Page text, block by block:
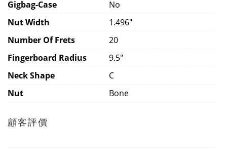
Gigbag-Case
No
Nut Width
1.496"
Number Of Frets
20
Fingerboard Radius
9.5"
Neck Shape
C
Nut
Bone
顧客評價